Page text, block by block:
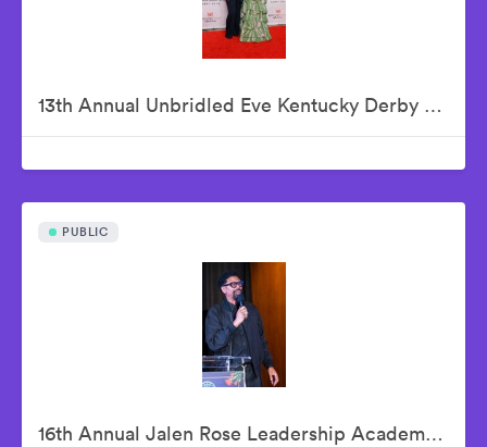
13th Annual Unbridled Eve Kentucky Derby Gala
PUBLIC
16th Annual Jalen Rose Leadership Academy Celebrity Golf Classic Kick-Off Pairings Party Presented By MGM Grand Detroit